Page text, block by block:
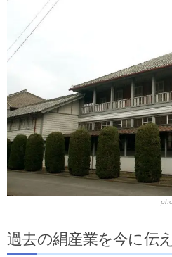
過去の絹産業を今に伝